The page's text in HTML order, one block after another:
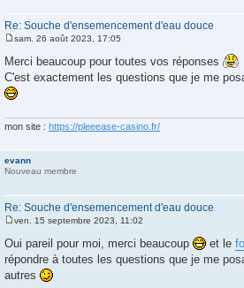
Re: Souche d'ensemencement d'eau douce
e
s
s
a
g
sam. 26 août 2023, 17:05
Merci beaucoup pour toutes vos réponses
C'est exactement les questions que je me
mon site : https://pleeease-casino.fr/
evann
Nouveau membre
Re: Souche d'ensemencement d'eau douce
e
s
s
a
g
ven. 15 septembre 2023, 11:02
Oui pareil pour moi, merci beaucoup et le
répondre à toutes les questions que je me
autres